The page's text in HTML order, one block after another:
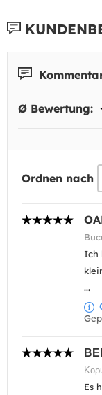
Ø Bewertung:
Ordnen nach
Ich
...
Es